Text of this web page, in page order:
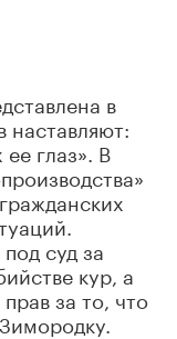
в
глаз». В
суд за
кур, а
за то, что